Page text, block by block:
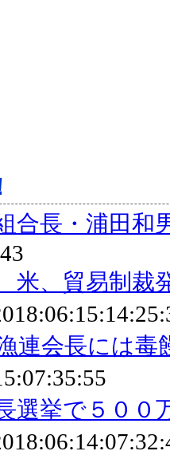
合長・浦田和
米、貿易制
連会長には
選挙で５００